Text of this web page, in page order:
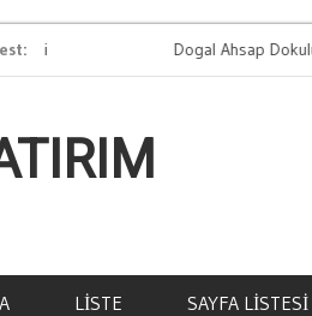
Dogal Ahsap Dokulu
LISTE SAYFA LISTESI